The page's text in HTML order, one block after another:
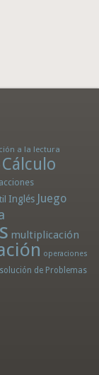
a la lectura
Cálculo
Inglés Juego
multiplicación
operaciones
de Problemas